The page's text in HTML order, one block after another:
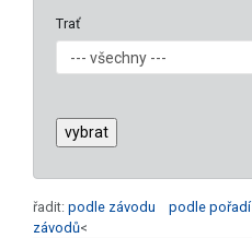
Trať
řadit: podle závodu podle pořadí
závodů<